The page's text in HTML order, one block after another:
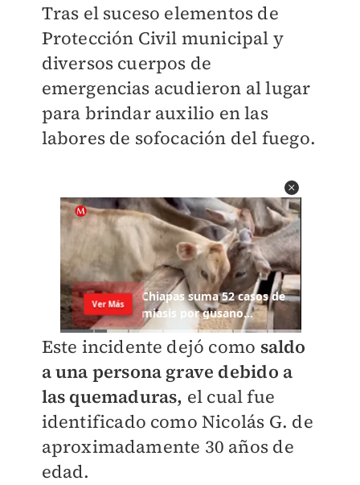
Tras el suceso elementos de
Protección Civil municipal y
diversos cuerpos de
emergencias acudieron al lugar
para brindar auxilio en las
labores de sofocación del fuego.
Este incidente dejó como saldo
a una persona grave debido a
las quemaduras, el cual fue
identificado como Nicolás G. de
aproximadamente 30 años de
edad.